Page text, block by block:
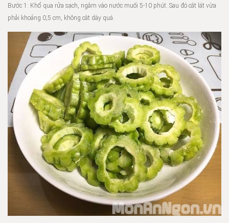
Bước 1: Khổ qua rửa sạch, ngâm vào nước muối 5-10 phút. Sau đó cắt lát vừa
phải khoảng 0,5 cm, không cắt dày quá.